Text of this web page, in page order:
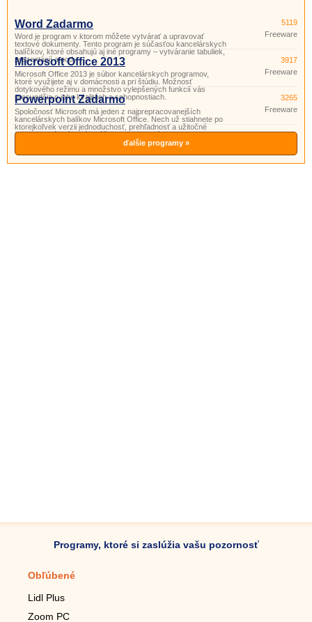
Word Zadarmo
Word je program v ktorom môžete vytvárať a upravovať
textové dokumenty. Tento program je súčasťou kancelárskych
balíčkov, ktoré obsahujú aj iné programy – vytváranie tabuliek,
prezentácií a pod.
5119
Freeware
Microsoft Office 2013
Microsoft Office 2013 je súbor kancelárskych programov,
ktoré využijete aj v domácnosti a pri štúdiu. Možnosť
dotykového režimu a množstvo vylepšených funkcií vás
presvedčia o jeho kvalitách a schopnostiach.
3917
Freeware
Powerpoint Zadarmo
Spoločnosť Microsoft má jeden z najprepracovanejších
kancelárskych balíkov Microsoft Office. Nech už stiahnete po
ktorejkoľvek verzii jednoduchosť, prehľadnosť a užitočné
funkcie si vás získajú. Súčasťou tohto balíka je aj program
PowerPoint. Powerpoint je program vhodný na prípravu
3265
Freeware
ďalšie programy »
Programy, ktoré si zaslúžia vašu pozornosť
Obľúbené
Lidl Plus
Zoom PC